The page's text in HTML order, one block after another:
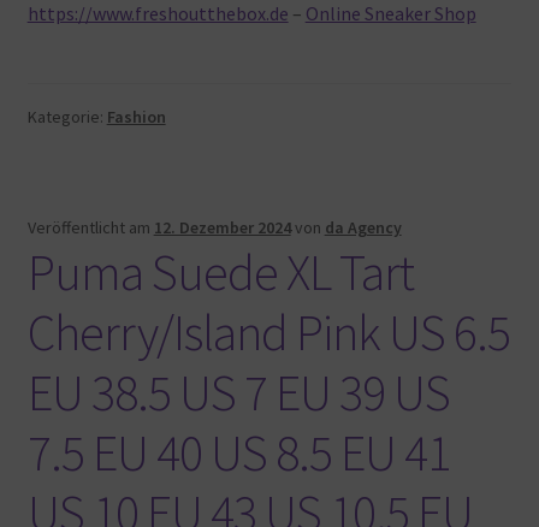
https://www.freshoutthebox.de – Online Sneaker Shop
Kategorie: Fashion
Veröffentlicht am 12. Dezember 2024von da Agency
Puma Suede XL Tart
Cherry/Island Pink US 6.5
EU 38.5 US 7 EU 39 US
7.5 EU 40 US 8.5 EU 41
US 10 EU 43 US 10.5 EU